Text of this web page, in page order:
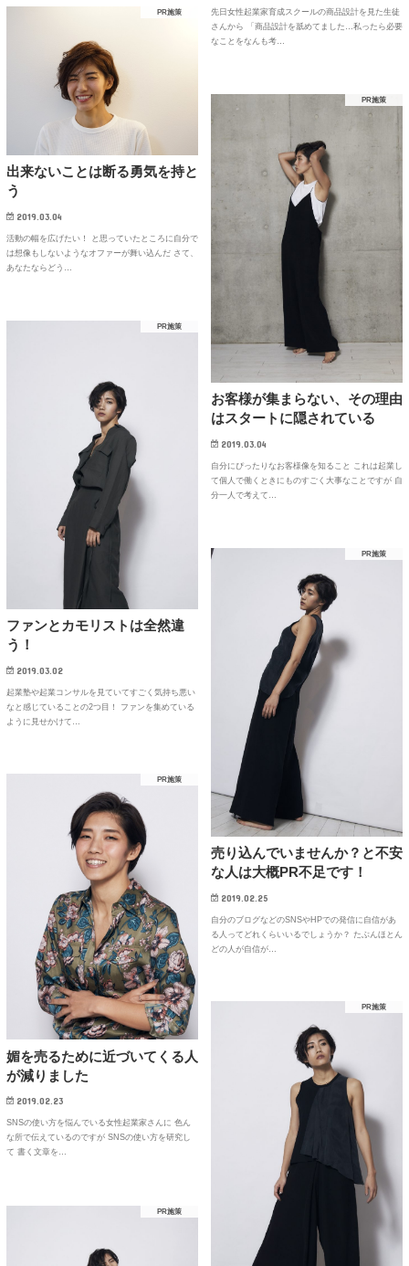
先日女性起業家育成スクールの商品設計を見た生徒
さんから 「商品設計を舐めてました…私ったら必要
なことをなんも考…
PR施策
出来ないことは断る勇気を持と
う
2019.03.04
活動の幅を広げたい！ と思っていたところに自分で
は想像もしないようなオファーが舞い込んだ さて、
あなたならどう…
PR施策
お客様が集まらない、その理由
はスタートに隠されている
2019.03.04
自分にぴったりなお客様像を知ること これは起業し
て個人で働くときにものすごく大事なことですが 自
分一人で考えて…
PR施策
ファンとカモリストは全然違
う！
2019.03.02
起業塾や起業コンサルを見ていてすごく気持ち悪い
なと感じていることの2つ目！ ファンを集めている
ように見せかけて…
PR施策
売り込んでいませんか？と不安
な人は大概PR不足です！
2019.02.25
自分のブログなどのSNSやHPでの発信に自信があ
る人ってどれくらいいるでしょうか？ たぶんほとん
どの人が自信が…
PR施策
媚を売るために近づいてくる人
が減りました
2019.02.23
SNSの使い方を悩んでいる女性起業家さんに 色ん
な所で伝えているのですが SNSの使い方を研究し
て 書く文章を…
PR施策
PR施策